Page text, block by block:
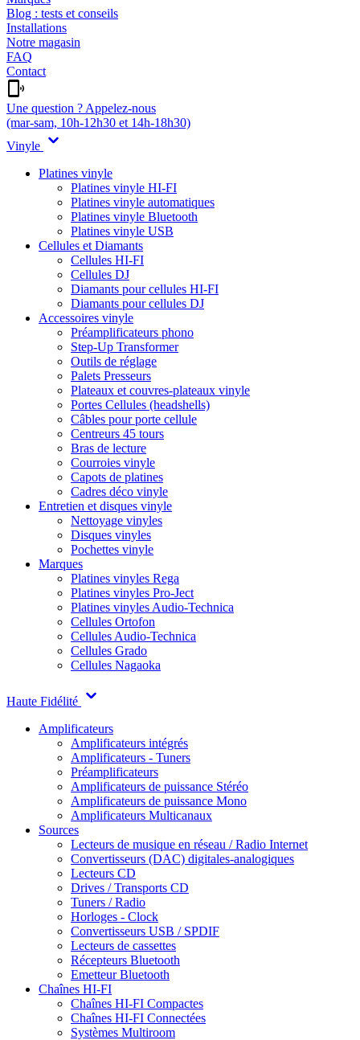
Blog : tests et conseils
Installations
Notre magasin
FAQ
Contact
Une question ? Appelez-nous
(mar-sam, 10h-12h30 et 14h-18h30)
Vinyle
Platines vinyle
Platines vinyle HI-FI
Platines vinyle automatiques
Platines vinyle Bluetooth
Platines vinyle USB
Cellules et Diamants
Cellules HI-FI
Cellules DJ
Diamants pour cellules HI-FI
Diamants pour cellules DJ
Accessoires vinyle
Préamplificateurs phono
Step-Up Transformer
Outils de réglage
Palets Presseurs
Plateaux et couvres-plateaux vinyle
Portes Cellules (headshells)
Câbles pour porte cellule
Centreurs 45 tours
Bras de lecture
Courroies vinyle
Capots de platines
Cadres déco vinyle
Entretien et disques vinyle
Nettoyage vinyles
Disques vinyles
Pochettes vinyle
Marques
Platines vinyles Rega
Platines vinyles Pro-Ject
Platines vinyles Audio-Technica
Cellules Ortofon
Cellules Audio-Technica
Cellules Grado
Cellules Nagaoka
Haute Fidélité
Amplificateurs
Amplificateurs intégrés
Amplificateurs - Tuners
Préamplificateurs
Amplificateurs de puissance Stéréo
Amplificateurs de puissance Mono
Amplificateurs Multicanaux
Sources
Lecteurs de musique en réseau / Radio Internet
Convertisseurs (DAC) digitales-analogiques
Lecteurs CD
Drives / Transports CD
Tuners / Radio
Horloges - Clock
Convertisseurs USB / SPDIF
Lecteurs de cassettes
Récepteurs Bluetooth
Emetteur Bluetooth
Chaînes HI-FI
Chaînes HI-FI Compactes
Chaînes HI-FI Connectées
Systèmes Multiroom